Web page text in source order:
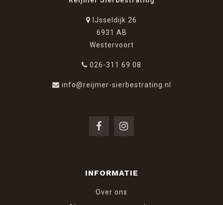
IJsseldijk 26
6931 AB
Westervoort
026-311 69 08
info@reijmer-sierbestrating.nl
INFORMATIE
Over ons